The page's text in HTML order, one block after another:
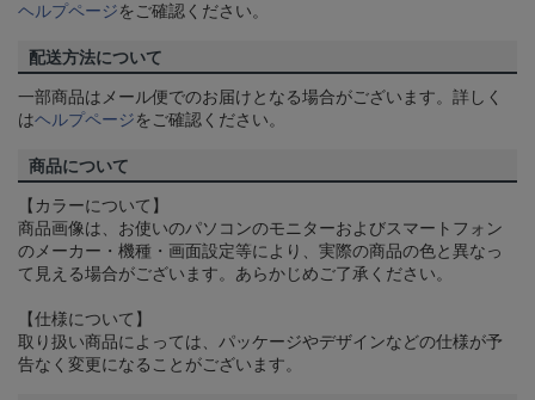
ヘルプページをご確認ください。
配送方法について
一部商品はメール便でのお届けとなる場合がございます。詳しく
はヘルプページをご確認ください。
商品について
【カラーについて】
商品画像は、お使いのパソコンのモニターおよびスマートフォン
のメーカー・機種・画面設定等により、実際の商品の色と異なっ
て見える場合がございます。あらかじめご了承ください。
【仕様について】
取り扱い商品によっては、パッケージやデザインなどの仕様が予
告なく変更になることがございます。